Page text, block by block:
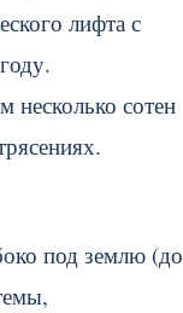
лифта с
сотен
под землю (до